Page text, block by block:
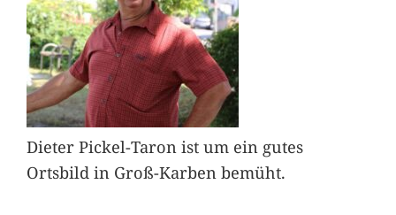
Dieter Pickel-Taron ist um ein gutes
Ortsbild in Groß-Karben bemüht.